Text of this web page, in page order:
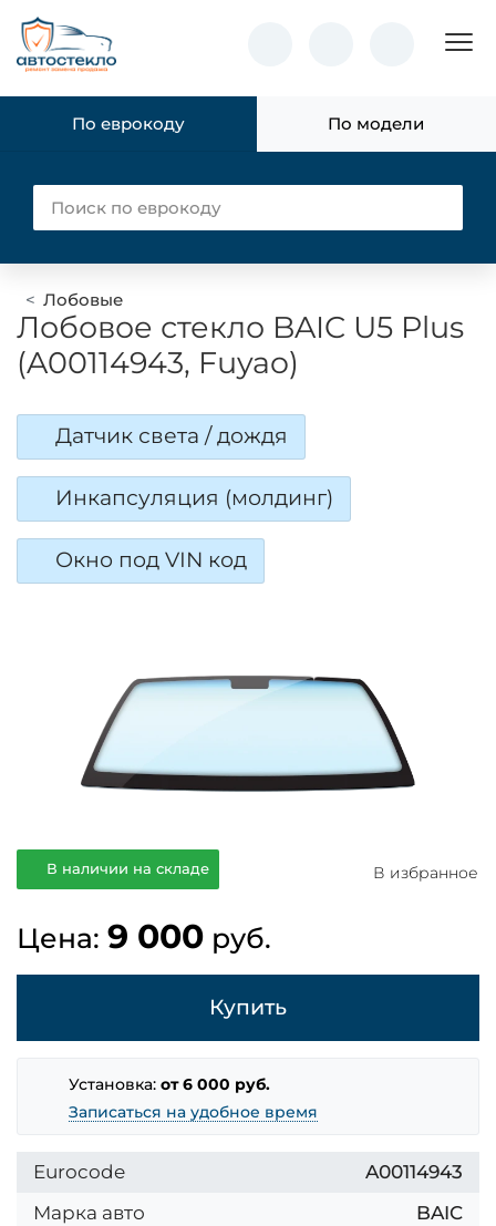
По еврокоду По модели
Лобовые
Лобовое стекло BAIC U5 Plus
(A00114943, Fuyao)
Датчик света / дождя
Инкапсуляция (молдинг)
Окно под VIN код
В наличии на складе В избранное
Цена: 9 000 руб.
Купить
Установка:от 6 000 руб.
Записаться на удобное время
Eurocode
A00114943
Марка авто
BAIC